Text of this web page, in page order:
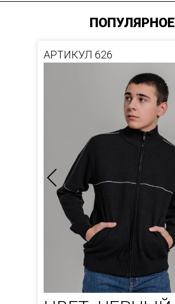
ПОПУЛЯРНОЕ
АРТИКУЛ 626